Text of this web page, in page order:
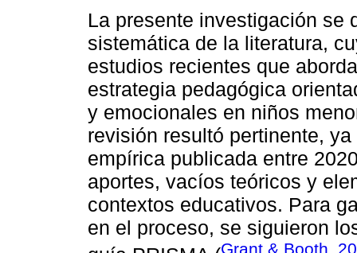
La presente investigación se
sistemática de la literatura,
estudios recientes que
estrategia pedagógica
y emocionales en niños
revisión resultó pertinente,
empírica publicada entre
aportes, vacíos teóricos y
contextos educativos. Para
en el proceso, se siguieron
Grant & Booth,